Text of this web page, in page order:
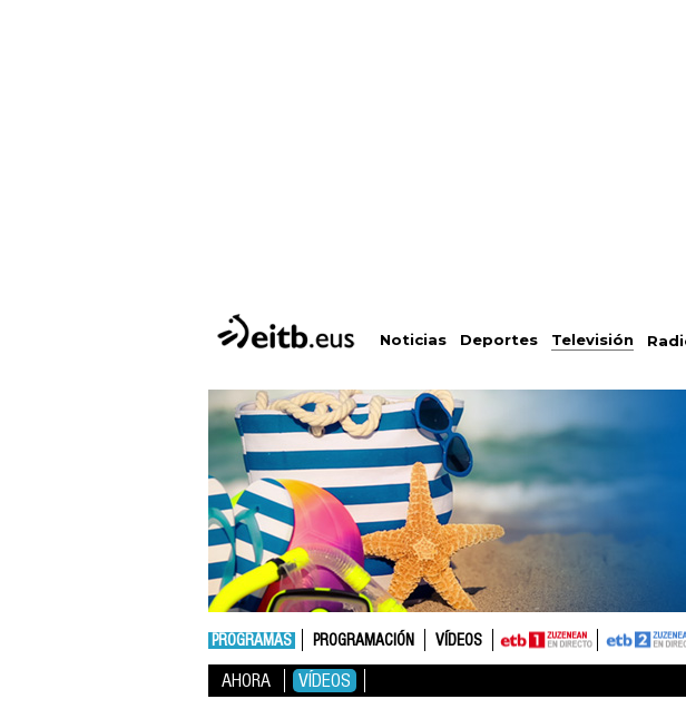
Noticias Deportes Televisión
PROGRAMAS PROGRAMACIÓN VÍDEOS
AHORA VÍDEOS